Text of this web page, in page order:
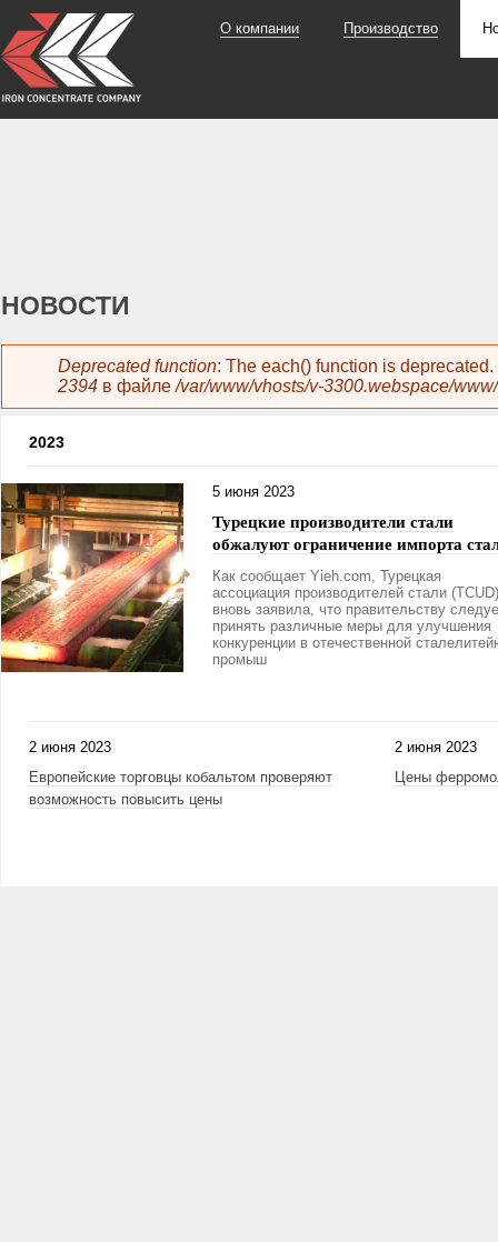
О компании Производство
НОВОСТИ
Сообщение об ошибке
Deprecated function: The each() function is
2394 в файле/var/www/vhosts/v-3300.webspace/
2023
5 июня 2023
Турецкие производители стали
обжалуют ограничение импорта
Как сообщает Yieh.com, Турецкая
ассоциация производителей стали (TCUD)
вновь заявила, что правительству
принять различные меры для улучшения
конкуренции в отечественной
промыш
2 июня 2023
Европейские торговцы кобальтом проверяют
возможность повысить цены
2 июня 2023
Цены